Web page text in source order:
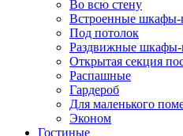
Во всю стену
Встроенные шкафы-
Под потолок
Раздвижные шкафы-
Открытая секция
Распашные
Гардероб
Для маленького
Эконом
Гостиные